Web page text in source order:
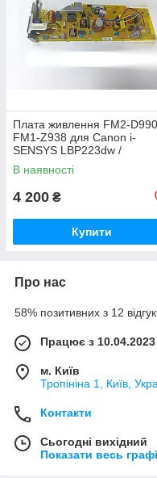
Плата живлення FM2-
FM1-Z938 для Canon i-
SENSYS LBP223dw /
LBP214dw
В наявності
4 200 ₴
Купити
Про нас
58% позитивних з 12
Працює з 10.04.2023
м. Київ
Тропініна 1, Київ,
Контакти
Сьогодні вихідний
Показати весь